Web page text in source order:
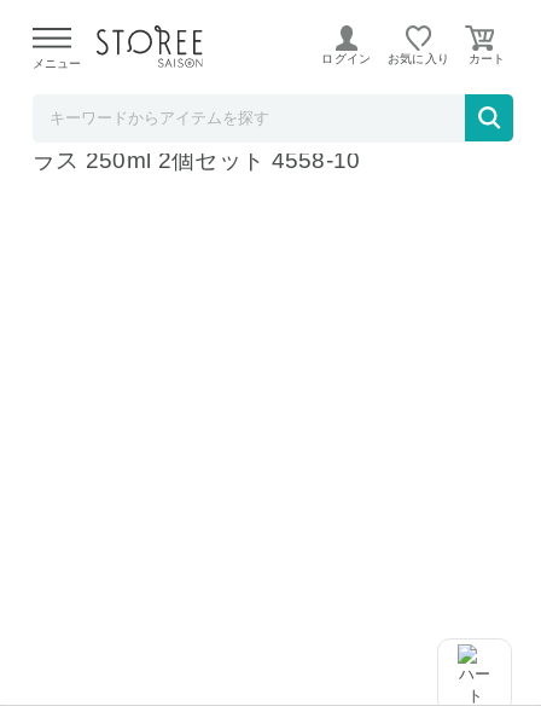
よる配送遅延が発生しております。
メニュー ログイン お気に入り
bodum ボダム パヴィーナ ダブルウォールグ
ラス 250ml 2個セット 4558-10